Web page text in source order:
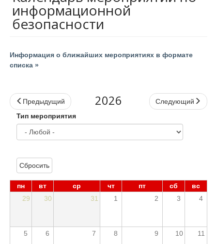
информационной
безопасности
Информация о ближайших мероприятиях в формате
списка »
Предыдущий Следующий
2026
Тип мероприятия
Сбросить
пн вт ср чт пт сб
вс
29
30 31 1 2 3 4
5 6 7 8 9 10 11